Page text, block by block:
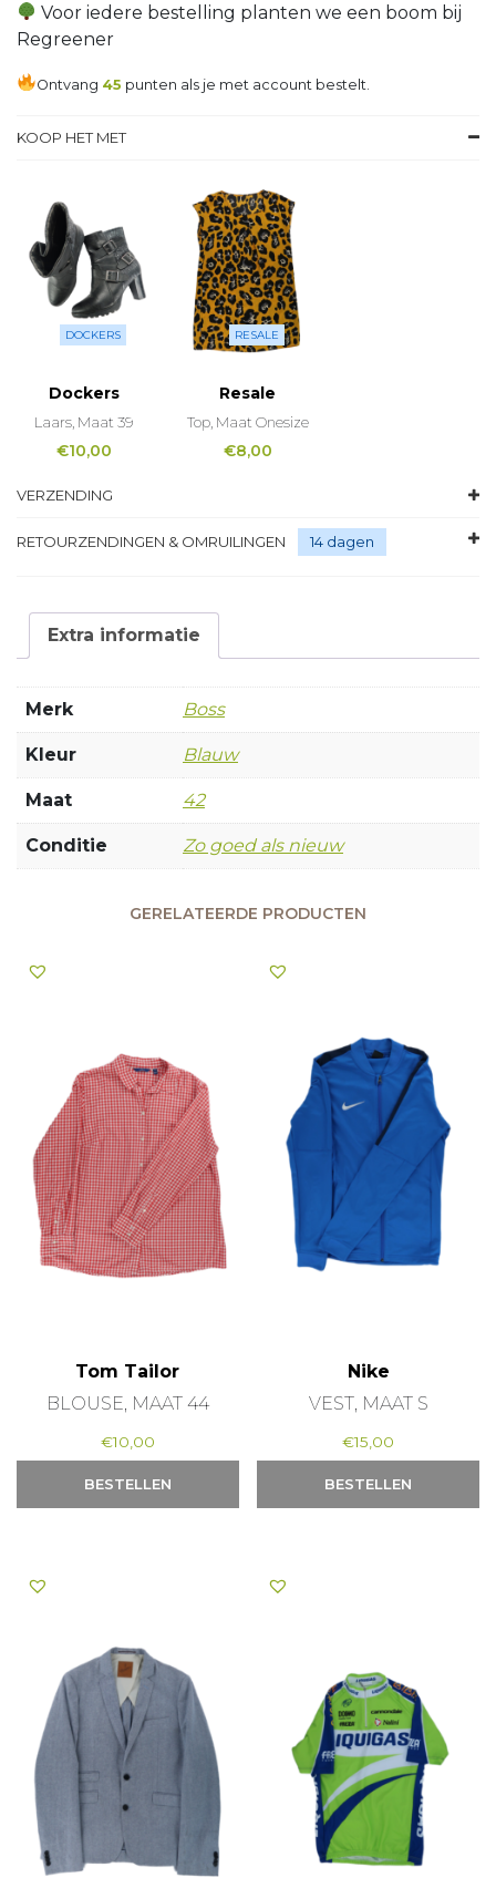
Voor iedere bestelling planten we een boom bij
Regreener
Ontvang 45 punten als je met account bestelt.
KOOP HET MET
DOCKERS
Dockers
Laars, Maat 39
€10,00
RESALE
Resale
Top, Maat Onesize
€8,00
VERZENDING
RETOURZENDINGEN & OMRUILINGEN 14 dagen
Extra informatie
Merk Boss
Kleur Blauw
Maat 42
Conditie Zo goed als nieuw
GERELATEERDE PRODUCTEN
Tom Tailor
BLOUSE, MAAT 44
€10,00
BESTELLEN
Nike
VEST, MAAT S
€15,00
BESTELLEN